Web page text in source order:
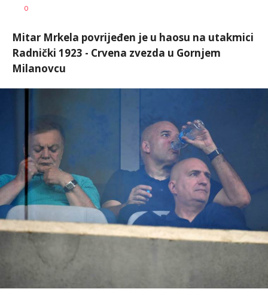
AUTOR
0
Mitar Mrkela povrijeđen je u haosu na utakmici
Radnički 1923 - Crvena zvezda u Gornjem
Milanovcu